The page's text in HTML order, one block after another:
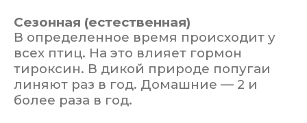
Сезонная (естественная)
В определенное время происходит у
всех птиц. На это влияет гормон
тироксин. В дикой природе попугаи
линяют раз в год. Домашние — 2 и
более раза в год.